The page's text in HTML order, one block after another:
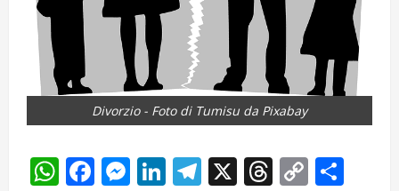
Divorzio - Foto di Tumisu da Pixabay
WhatsApp
Facebook
Messenger
LinkedIn
Telegram
X Threads
Copy